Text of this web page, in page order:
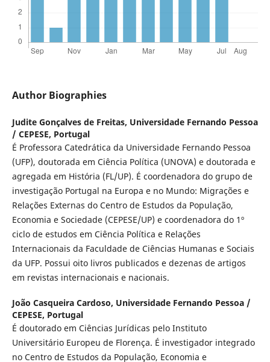
Author Biographies
Judite Gonçalves de Freitas, Universidade Fernando Pessoa
/ CEPESE, Portugal
É Professora Catedrática da Universidade Fernando Pessoa
(UFP), doutorada em Ciência Política (UNOVA) e doutorada e
agregada em História (FL/UP). É coordenadora do grupo de
investigação Portugal na Europa e no Mundo: Migrações e
Relações Externas do Centro de Estudos da População,
Economia e Sociedade (CEPESE/UP) e coordenadora do 1º
ciclo de estudos em Ciência Política e Relações
Internacionais da Faculdade de Ciências Humanas e Sociais
da UFP. Possui oito livros publicados e dezenas de artigos
em revistas internacionais e nacionais.
João Casqueira Cardoso, Universidade Fernando Pessoa /
CEPESE, Portugal
É doutorado em Ciências Jurídicas pelo Instituto
Universitário Europeu de Florença. É investigador integrado
no Centro de Estudos da População, Economia e